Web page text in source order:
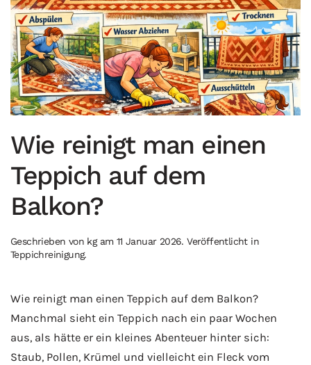
Wie reinigt man einen
Teppich auf dem
Balkon?
Geschrieben von kgam 11 Januar 2026. Veröffentlicht in
Teppichreinigung.
Wie reinigt man einen Teppich auf dem Balkon?
Manchmal sieht ein Teppich nach ein paar Wochen
aus, als hätte er ein kleines Abenteuer hinter sich:
Staub, Pollen, Krümel und vielleicht ein Fleck vom